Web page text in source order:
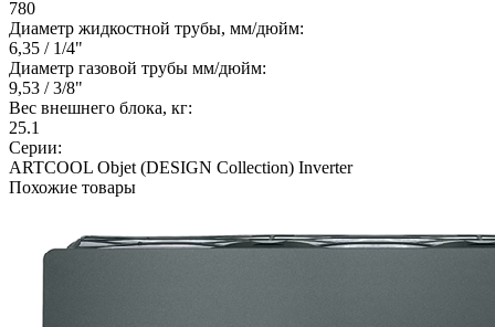
780
Диаметр жидкостной трубы, мм/дюйм:
6,35 / 1/4"
Диаметр газовой трубы мм/дюйм:
9,53 / 3/8"
Вес внешнего блока, кг:
25.1
Серии:
ARTCOOL Objet (DESIGN Collection) Inverter
Похожие товары